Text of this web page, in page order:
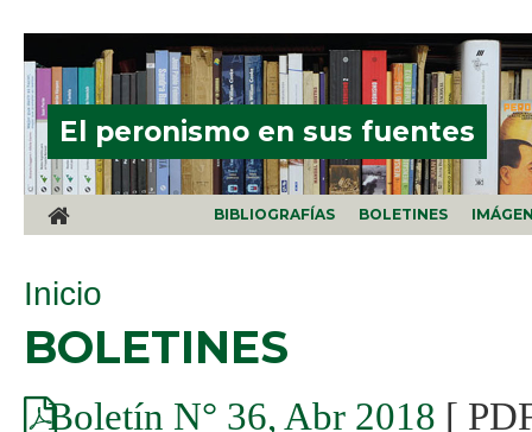
El peronismo en sus fuentes
BIBLIOGRAFÍAS BOLETINES
SE ENCUENTRA USTED AQUÍ
Inicio
BOLETINES
Boletín N° 36, Abr 2018 [